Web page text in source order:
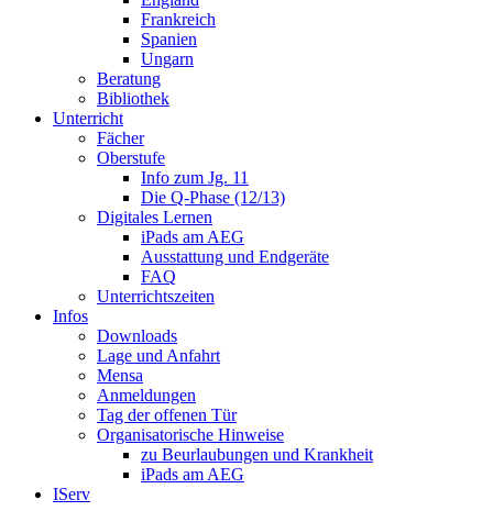
Frankreich
Spanien
Ungarn
Beratung
Bibliothek
Unterricht
Fächer
Oberstufe
Info zum Jg. 11
Die Q-Phase (12/13)
Digitales Lernen
iPads am AEG
Ausstattung und Endgeräte
FAQ
Unterrichtszeiten
Infos
Downloads
Lage und Anfahrt
Mensa
Anmeldungen
Tag der offenen Tür
Organisatorische Hinweise
zu Beurlaubungen und Krankheit
iPads am AEG
IServ